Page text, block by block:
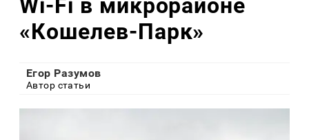
«Кошелев-Парк»
Егор Разумов
Автор статьи